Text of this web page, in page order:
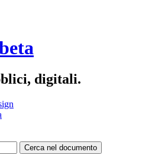
digitali.
Cerca nel documento